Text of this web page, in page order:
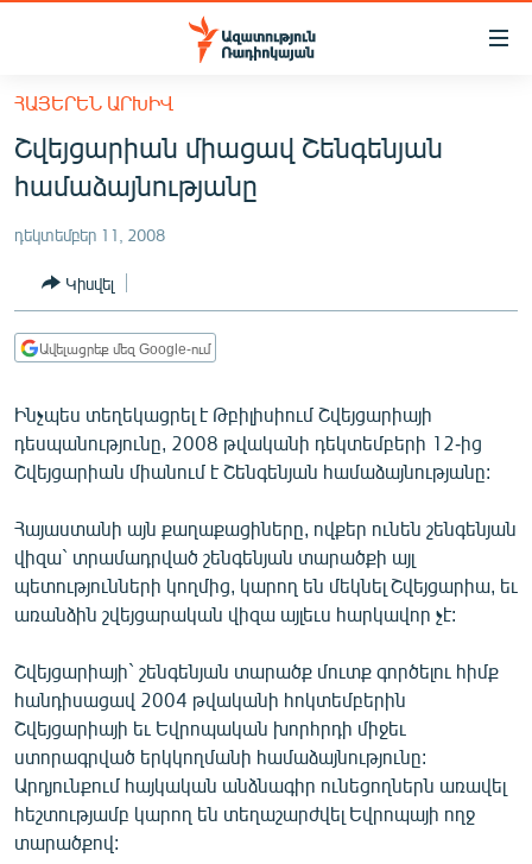
Մատչելիության
հիմնական
բովանդակությանը
Անցնել
հիմնական
մենյուին
ՀԱՅԱՍՏԱՆ
ՔԱՂԱՔԱԿԱՆ
ԸՆՏՐՈՒԹՅՈՒՆՆԵՐ 2026
ԻՐԱՎՈՒՆՔ
ՀԱՍԱՐԱԿՈՒԹՅՈՒՆ
ՂԱՐԱԲԱՂ
ՊԱՏԵՐԱԶՄԻ 6 ՇԱԲԱԹՆԵՐԸ
ՄԻՋԱԶԳԱՅԻՆ
ՄՇԱԿՈՒՅԹ
ՄԵԿՆԱԲԱՆՈՒԹՅՈՒՆ
ՏՏ ԵՒ ԻՆՏԵՐՆԵՏ
ԿՈՐՈՆԱՎԻՐՈՒՍ
ԱՐԽԻՎ
ՏԵՍԱՆՅՈՒԹԵՐ
ՀԱՅԵՐԵՆ ԱՐԽԻՎ
Շվեյցարիան միացավ Շենգենյան
համաձայնությանը
դեկտեմբեր 11, 2008
Կիսվել
Ավելացրեք մեզ Google-ում
Ինչպես տեղեկացրել է Թբիլիսիում Շվեյցարիայի
դեսպանությունը, 2008 թվականի դեկտեմբերի 12-ից
Շվեյցարիան միանում է Շենգենյան համաձայնությանը:
Հայաստանի այն քաղաքացիները, ովքեր ունեն շենգենյան
վիզա` տրամադրված շենգենյան տարածքի այլ
պետությունների կողմից, կարող են մեկնել Շվեյցարիա, եւ
առանձին շվեյցարական վիզա այլեւս հարկավոր չէ:
Շվեյցարիայի` շենգենյան տարածք մուտք գործելու հիմք
հանդիսացավ 2004 թվականի հոկտեմբերին
Շվեյցարիայի եւ Եվրոպական խորհրդի միջեւ
ստորագրված երկկողմանի համաձայնությունը:
Արդյունքում հայկական անձնագիր ունեցողներն առավել
հեշտությամբ կարող են տեղաշարժվել Եվրոպայի ողջ
տարածքով: